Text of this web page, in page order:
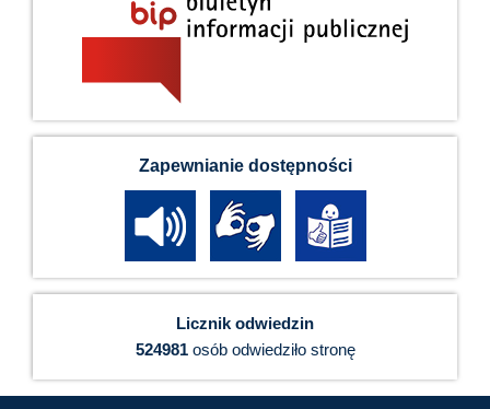
Zapewnianie dostępności
Licznik odwiedzin
524981osób odwiedziło stronę